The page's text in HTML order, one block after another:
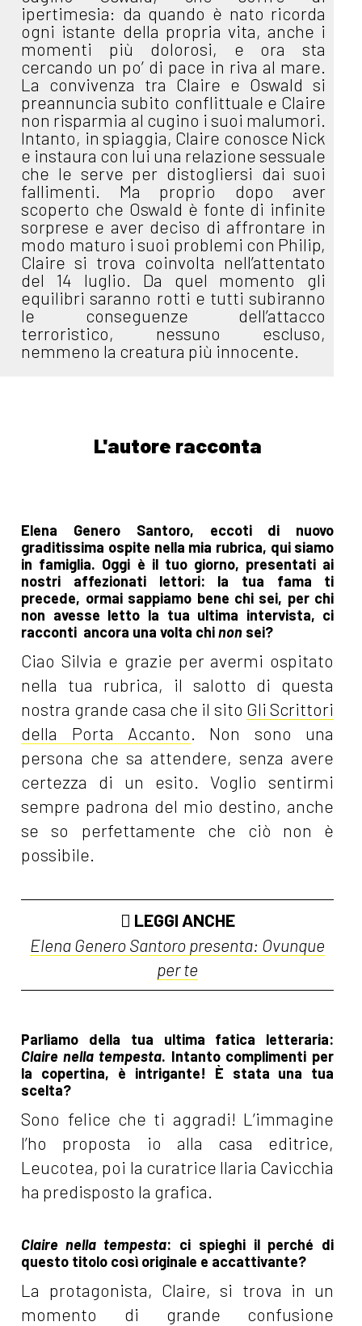
ipertimesia: da quando è nato ricorda
ogni istante della propria vita, anche i
momenti più dolorosi, e ora sta
cercando un po’ di pace in riva al mare.
La convivenza tra Claire e Oswald si
preannuncia subito conflittuale e Claire
non risparmia al cugino i suoi malumori.
Intanto, in spiaggia, Claire conosce Nick
e instaura con lui una relazione sessuale
che le serve per distogliersi dai suoi
fallimenti. Ma proprio dopo aver
scoperto che Oswald è fonte di infinite
sorprese e aver deciso di affrontare in
modo maturo i suoi problemi con Philip,
Claire si trova coinvolta nell’attentato
del 14 luglio. Da quel momento gli
equilibri saranno rotti e tutti subiranno
le conseguenze dell’attacco
terroristico, nessuno escluso,
nemmeno la creatura più innocente.
L'autore racconta
Elena Genero Santoro, eccoti di nuovo
graditissima ospite nella mia rubrica, qui siamo
in famiglia. Oggi è il tuo giorno, presentati ai
nostri affezionati lettori: la tua fama ti
precede, ormai sappiamo bene chi sei, per chi
non avesse letto la tua ultima intervista, ci
racconti ancora una volta chinon sei?
Ciao Silvia e grazie per avermi ospitato
nella tua rubrica, il salotto di questa
nostra grande casa che il sito Gli Scrittori
della Porta Accanto . Non sono una
persona che sa attendere, senza avere
certezza di un esito. Voglio sentirmi
sempre padrona del mio destino, anche
se so perfettamente che ciò non è
possibile.
LEGGI ANCHE
Elena Genero Santoro presenta: Ovunque
per te
Parliamo della tua ultima fatica letteraria:
Claire nella tempesta. Intanto complimenti per
la copertina, è intrigante! È stata una tua
scelta?
Sono felice che ti aggradi! L’immagine
l’ho proposta io alla casa editrice,
Leucotea, poi la curatrice Ilaria Cavicchia
ha predisposto la grafica.
Claire nella tempesta: ci spieghi il perché di
questo titolo così originale e accattivante?
La protagonista, Claire, si trova in un
momento di grande confusione